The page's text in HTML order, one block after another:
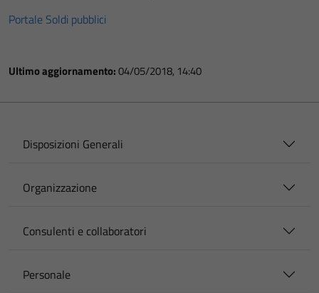
Portale Soldi pubblici
Ultimo aggiornamento:04/05/2018, 14:40
Disposizioni Generali
Organizzazione
Consulenti e collaboratori
Personale